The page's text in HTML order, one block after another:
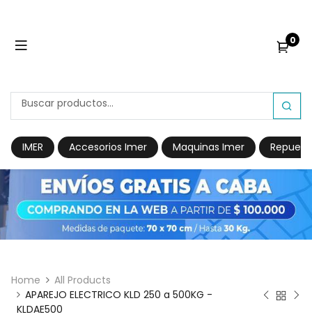
0
IMER Accesorios Imer Maquinas Imer
Home
All Products
APAREJO ELECTRICO KLD 250 a 500KG -
KLDAE500